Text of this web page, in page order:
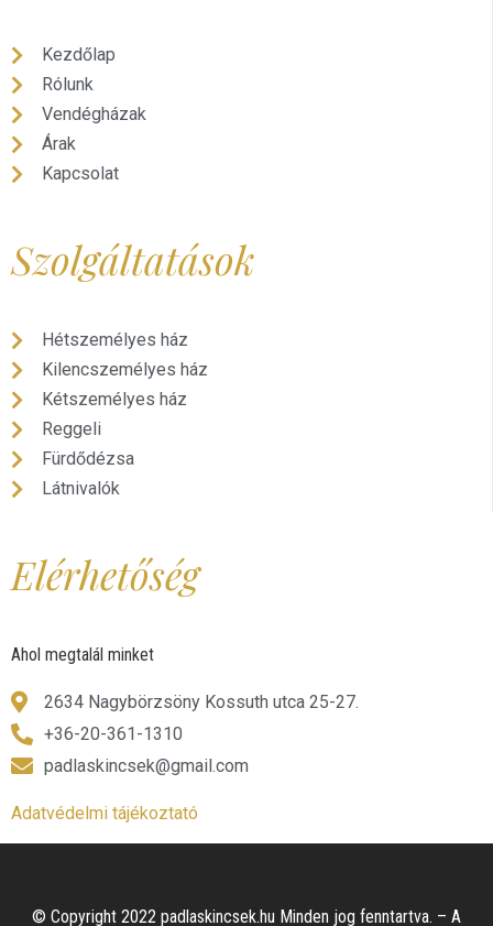
Kezdőlap
Rólunk
Vendégházak
Árak
Kapcsolat
Szolgáltatások
Hétszemélyes ház
Kilencszemélyes ház
Kétszemélyes ház
Reggeli
Fürdődézsa
Látnivalók
Elérhetőség
Ahol megtalál minket
2634 Nagybörzsöny Kossuth utca 25-27.
+36-20-361-1310
padlaskincsek@gmail.com
Adatvédelmi tájékoztató
© Copyright 2022 padlaskincsek.hu Minden jog fenntartva. – A